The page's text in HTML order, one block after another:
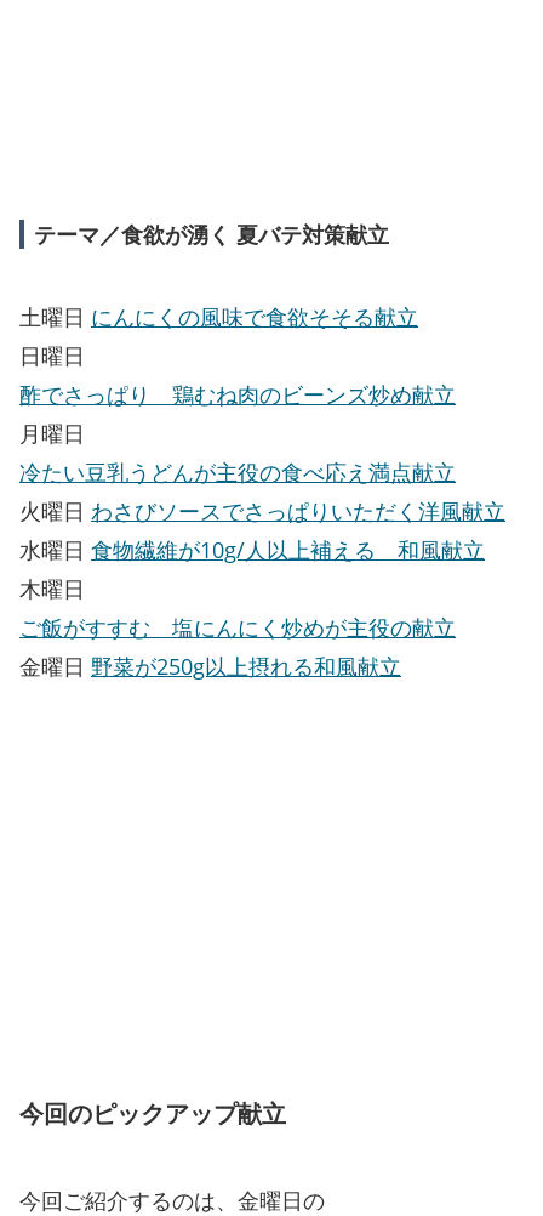
テーマ／食欲が湧く 夏バテ対策献立
土曜日 にんにくの風味で食欲そそる献立
日曜日
酢でさっぱり 鶏むね肉のビーンズ炒め献立
月曜日
冷たい豆乳うどんが主役の食べ応え満点献立
火曜日 わさびソースでさっぱりいただく洋風献立
水曜日 食物繊維が10g/人以上補える 和風献立
木曜日
ご飯がすすむ 塩にんにく炒めが主役の献立
金曜日 野菜が250g以上摂れる和風献立
今回のピックアップ献立
今回ご紹介するのは、金曜日の